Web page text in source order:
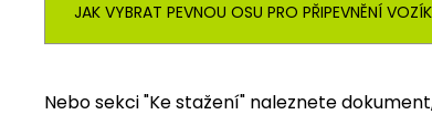
JAK VYBRAT PEVNOU OSU PRO PŘIPEVNĚNÍ
Nebo sekci "Ke stažení" naleznete